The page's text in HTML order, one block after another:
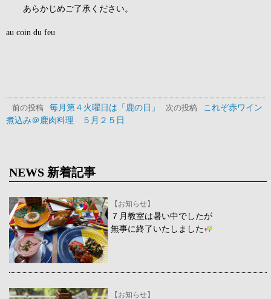
あらかじめご了承ください。
au coin du feu
前の投稿 毎月第４火曜日は「鹿の日」 次の投稿
これぞ赤ワイン
煮込み＠鹿肉料理 ５月２５日
NEWS 新着記事
【お知らせ】
７月教室は暑い中でしたが
無事に終了いたしました
【お知らせ】